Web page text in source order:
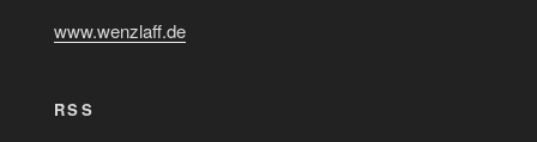
www.wenzlaff.de
RSS